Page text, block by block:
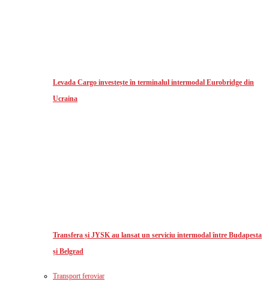
Levada Cargo investește în terminalul intermodal Eurobridge din
Ucraina
Transfera și JYSK au lansat un serviciu intermodal între Budapesta
și Belgrad
Transport feroviar